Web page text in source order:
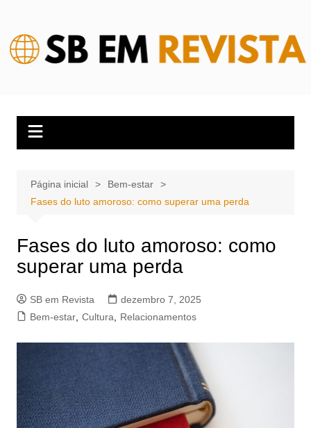
conteúdo
Página inicial
Bem-estar
Fases do luto amoroso: como superar uma perda
Fases do luto amoroso: como
superar uma perda
SB em Revista
dezembro 7, 2025
Bem-estar, Cultura Relacionamentos